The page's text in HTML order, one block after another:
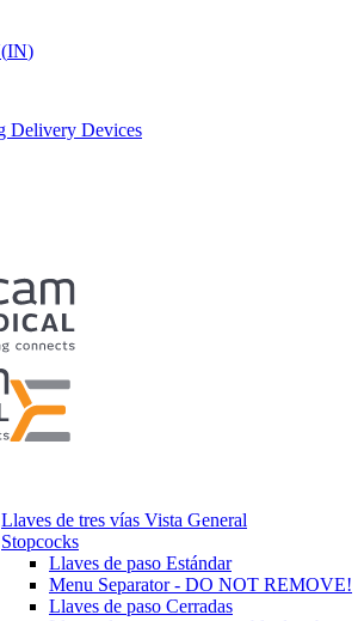
(IN)
Delivery Devices
Llaves de tres vías Vista General
Stopcocks
Llaves de paso Estándar
Menu Separator - DO NOT REMOVE!
Llaves de paso Cerradas